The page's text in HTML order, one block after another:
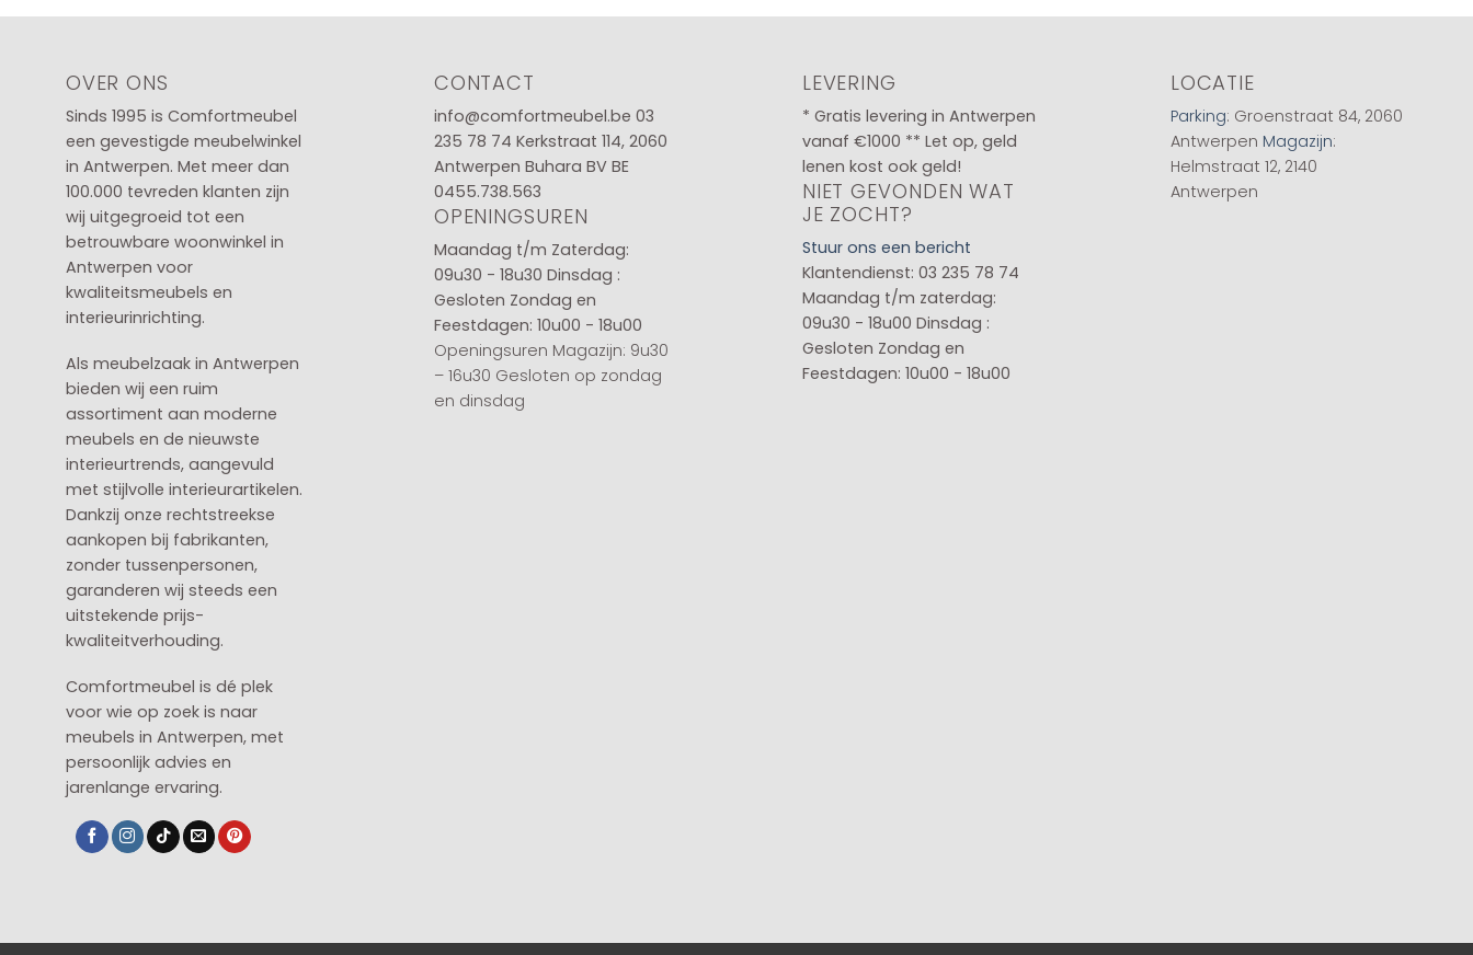
OVER ONS
Sinds 1995 is Comfortmeubel
een gevestigde meubelwinkel
in Antwerpen. Met meer dan
100.000 tevreden klanten zijn
wij uitgegroeid tot een
betrouwbare woonwinkel in
Antwerpen voor
kwaliteitsmeubels en
interieurinrichting.
Als meubelzaak in Antwerpen
bieden wij een ruim
assortiment aan moderne
meubels en de nieuwste
interieurtrends, aangevuld
met stijlvolle interieurartikelen.
Dankzij onze rechtstreekse
aankopen bij fabrikanten,
zonder tussenpersonen,
garanderen wij steeds een
uitstekende prijs-
kwaliteitverhouding.
Comfortmeubel is dé plek
voor wie op zoek is naar
meubels in Antwerpen, met
persoonlijk advies en
jarenlange ervaring.
CONTACT
info@comfortmeubel.be 03
235 78 74 Kerkstraat 114, 2060
Antwerpen Buhara BV BE
0455.738.563
OPENINGSUREN
Maandag t/m Zaterdag:
09u30 - 18u30 Dinsdag :
Gesloten Zondag en
Feestdagen: 10u00 - 18u00
Openingsuren Magazijn: 9u30
– 16u30 Gesloten op zondag
en dinsdag
LEVERING
* Gratis levering in Antwerpen
vanaf €1000 ** Let op, geld
lenen kost ook geld!
NIET GEVONDEN WAT
JE ZOCHT?
Stuur ons een bericht
Klantendienst: 03 235 78 74
Maandag t/m zaterdag:
09u30 - 18u00 Dinsdag :
Gesloten Zondag en
Feestdagen: 10u00 - 18u00
LOCATIE
Parking: Groenstraat 84, 2060
Antwerpen Magazijn:
Helmstraat 12, 2140
Antwerpen